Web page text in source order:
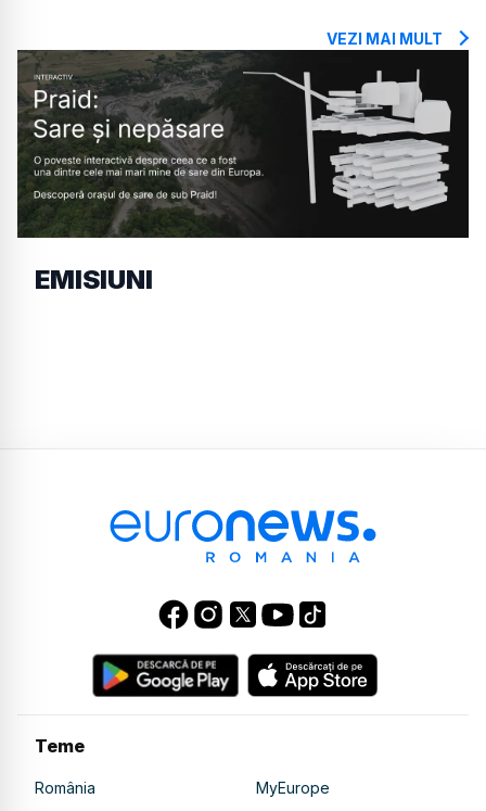
VEZI MAI MULT
EMISIUNI
Teme
România
MyEurope